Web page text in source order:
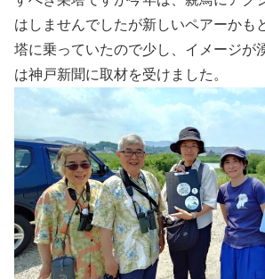
はしませんでしたが新しいペアーかも
塔に乗っていたので少し、イメージが
は神戸新聞に取材を受けました。